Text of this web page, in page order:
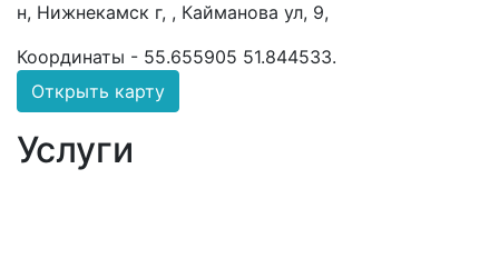
н, Нижнекамск г, , Кайманова ул, 9,
Координаты - 55.655905 51.844533.
Открыть карту
Услуги